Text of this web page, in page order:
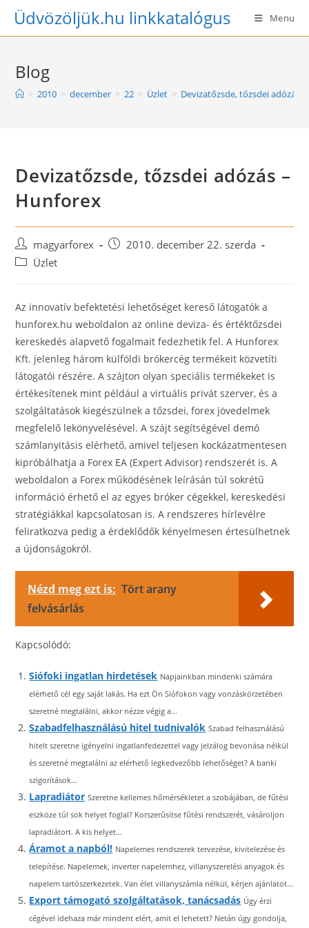
SkipÜdvözöljük.hu linkkatalógus Menu
Blog
> 2010 > december > 22 > Üzlet > Devizatőzsde, tőzsdei adózás
Devizatőzsde, tőzsdei adózás –
Hunforex
Post
author:
magyarforex
Post2010. december 22. szerda
PostÜzlet
Az innovatív befektetési lehetőséget kereső látogatók a
hunforex.hu weboldalon az online deviza- és értéktőzsdei
kereskedés alapvető fogalmait fedezhetik fel. A Hunforex
Kft. jelenleg három külföldi brókercég termékeit közvetíti
látogatói részére. A szájton olyan speciális termékeket is
értékesítenek mint például a virtuális privát szerver, és a
szolgáltatások kiegészülnek a tőzsdei, forex jövedelmek
megfelelő lekönyvelésével. A szájt segítségével demó
számlanyitásis elérhető, amivel teljesen kockázatmentesen
kipróbálhatja a Forex EA (Expert Advisor) rendszerét is. A
weboldalon a Forex működésének leírásán túl sokrétű
információ érhető el az egyes bróker cégekkel, kereskedési
stratégiákkal kapcsolatosan is. A rendszeres hírlevélre
feliratkozva pedig a érdeklődők kényelmesen értesülhetnek
a újdonságokról.
Nézd meg ezt is: Tört arany
felvásárlás
Kapcsolódó:
Siófoki ingatlan hirdetések Napjainkban mindenki számára
elérhető cél egy saját lakás. Ha ezt Ön Siófokon vagy vonzáskörzetében
szeretné megtalálni, akkor nézze végig a...
Szabadfelhasználású hitel tudnivalók Szabad felhasználású
hitelt szeretne igényelni ingatlanfedezettel vagy jelzálog bevonása nélkül
és szeretné megtalálni az elérhető legkedvezőbb lehetőséget? A banki
szigorítások...
Lapradiátor Szeretne kellemes hőmérsékletet a szobájában, de fűtési
eszköze túl sok helyet foglal? Korszerűsítse fűtési rendszerét, vásároljon
lapradiátort. A kis helyet...
Áramot a napból! Napelemes rendszerek tervezése, kivitelezése és
telepítése. Napelemek, inverter napelemhez, villanyszerelési anyagok és
napelem tartószerkezetek. Van élet villanyszámla nélkül, kérjen ajánlatot...
Export támogató szolgáltatások, tanácsadás Úgy érzi
cégével idehaza már mindent elért, amit el lehetett? Netán úgy gondolja,